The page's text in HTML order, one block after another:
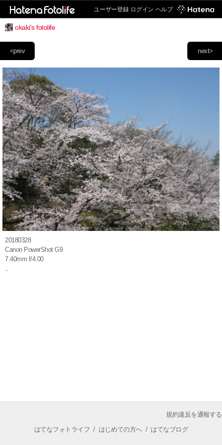
ユーザー登録 ログイン ヘルプ
okaki's fotolife
next>
<prev
20180328
Canon PowerShot G9
7.40mm f/4.00
規約違反を通報する
はてなフォトライフ / はじめての方へ/ はてなブログ